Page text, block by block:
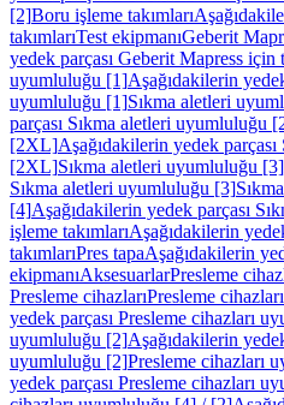
[2]Boru işleme takımları
takımlarıTest ekipmanıGeberit
yedek parçası Geberit Mapress için
uyumluluğu [1]Aşağıdakilerin
uyumluluğu [1]Sıkma aletleri
parçası Sıkma aletleri uyumluluğu
[2XL]Aşağıdakilerin yedek
[2XL]Sıkma aletleri uyumluluğu [3]
Sıkma aletleri uyumluluğu [3]
[4]Aşağıdakilerin yedek parçası
işleme takımlarıAşağıdakilerin
takımlarıPres tapaAşağıdakilerin
ekipmanıAksesuarlarPresleme
Presleme cihazlarıPresleme
yedek parçası Presleme cihazları
uyumluluğu [2]Aşağıdakilerin
uyumluluğu [2]Presleme cihazları
yedek parçası Presleme cihazları